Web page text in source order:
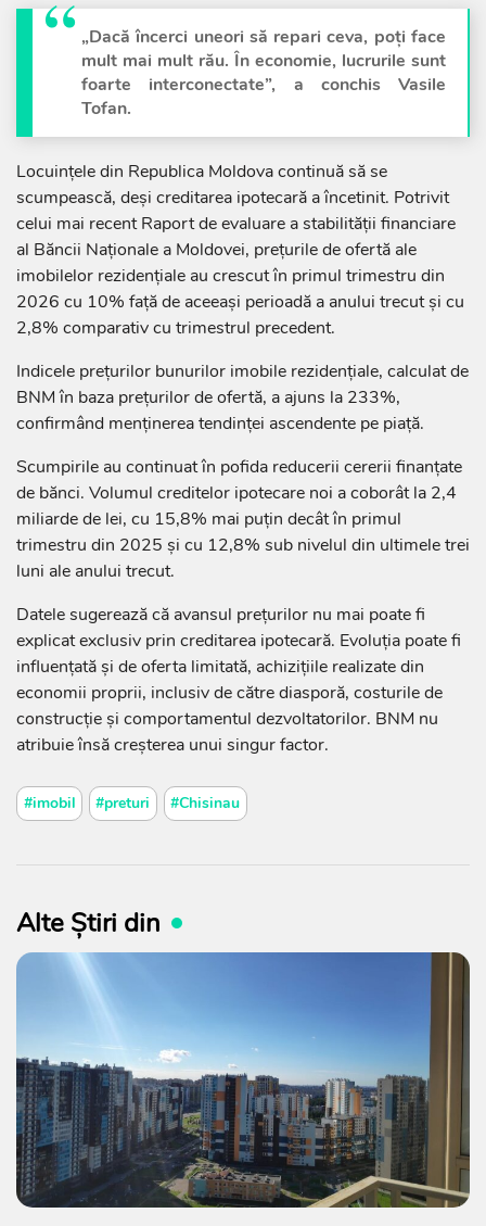
„Dacă încerci uneori să repari ceva, poți face
mult mai mult rău. În economie, lucrurile sunt
foarte interconectate”, a conchis Vasile
Tofan.
Locuințele din Republica Moldova continuă să se
scumpească, deși creditarea ipotecară a încetinit. Potrivit
celui mai recent Raport de evaluare a stabilității financiare
al Băncii Naționale a Moldovei, prețurile de ofertă ale
imobilelor rezidențiale au crescut în primul trimestru din
2026 cu 10% față de aceeași perioadă a anului trecut și cu
2,8% comparativ cu trimestrul precedent.
Indicele prețurilor bunurilor imobile rezidențiale, calculat de
BNM în baza prețurilor de ofertă, a ajuns la 233%,
confirmând menținerea tendinței ascendente pe piață.
Scumpirile au continuat în pofida reducerii cererii finanțate
de bănci. Volumul creditelor ipotecare noi a coborât la 2,4
miliarde de lei, cu 15,8% mai puțin decât în primul
trimestru din 2025 și cu 12,8% sub nivelul din ultimele trei
luni ale anului trecut.
Datele sugerează că avansul prețurilor nu mai poate fi
explicat exclusiv prin creditarea ipotecară. Evoluția poate fi
influențată și de oferta limitată, achizițiile realizate din
economii proprii, inclusiv de către diasporă, costurile de
construcție și comportamentul dezvoltatorilor. BNM nu
atribuie însă creșterea unui singur factor.
#imobil #preturi #Chisinau
Alte Știri din